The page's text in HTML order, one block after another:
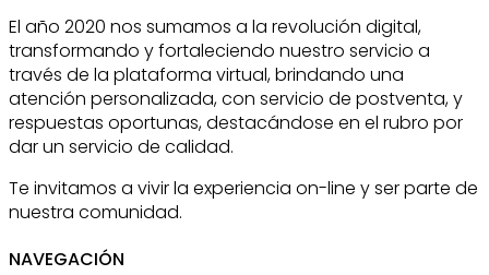
El año 2020 nos sumamos a la revolución digital,
transformando y fortaleciendo nuestro servicio a
través de la plataforma virtual, brindando una
atención personalizada, con servicio de postventa, y
respuestas oportunas, destacándose en el rubro por
dar un servicio de calidad.
Te invitamos a vivir la experiencia on-line y ser parte de
nuestra comunidad.
NAVEGACIÓN